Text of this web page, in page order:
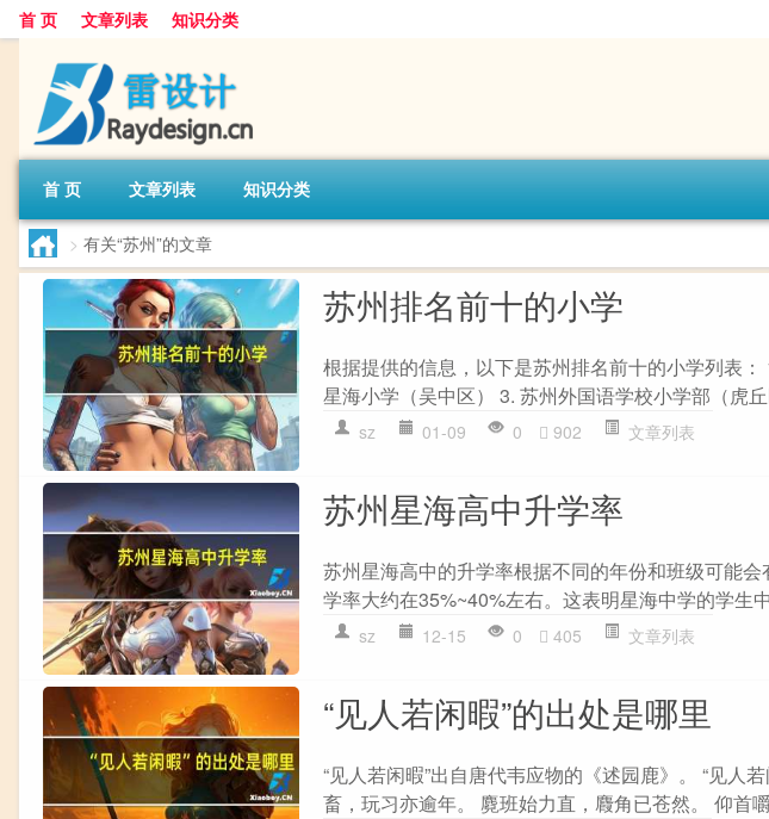
首 页 文章列表 知识分类
首 页 文章列表 知识分类
> 有关“苏州”的文章
苏州排名前十的小学
根据提供的信息，以下是苏州排名前十的小学列表
星海小学（吴中区） 3. 苏州外国语学校小学部（虎
sz 01-09 0 902 文章列表
苏州星海高中升学率
苏州星海高中的升学率根据不同的年份和班级可能
学率大约在35%~40%左右。这表明星海中学的学生
sz 12-15 0 405 文章列表
“见人若闲暇”的出处是哪里
“见人若闲暇”出自唐代韦应物的《述园鹿》。 “见人
畜，玩习亦逾年。 麑班始力直，麚角已苍然。 仰首